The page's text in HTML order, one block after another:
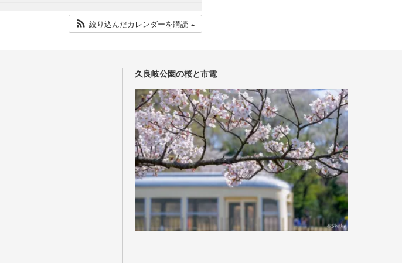
絞り込んだカレンダーを購読
久良岐公園の桜と市電